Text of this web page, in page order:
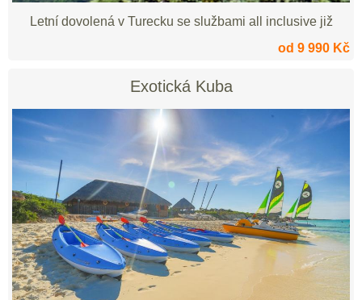
Letní dovolená v Turecku se službami all inclusive již
od 9 990 Kč
Exotická Kuba